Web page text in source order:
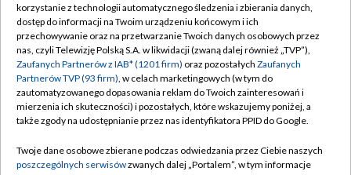
TVP
Abonament TVP
Emisja w TVP
Centrum informacji TVP
Naziemna Telewizja Cyfrowa
Rada Programowa
Regulamin TVP
Polityka prywatności
Moje zgody
Pomoc
Kontakt
korzystanie z technologii automatycznego śledzenia i zbierania danych,
dostęp do informacji na Twoim urządzeniu końcowym i ich
przechowywanie oraz na przetwarzanie Twoich danych osobowych przez
nas, czyli Telewizję Polską S.A. w likwidacji (zwaną dalej również „TVP”),
Zaufanych Partnerów z IAB* (1201 firm) oraz pozostałych Zaufanych
Partnerów TVP (93 firm), w celach marketingowych (w tym do
zautomatyzowanego dopasowania reklam do Twoich zainteresowań i
mierzenia ich skuteczności) i pozostałych, które wskazujemy poniżej, a
także zgody na udostępnianie przez nas identyfikatora PPID do Google.
Twoje dane osobowe zbierane podczas odwiedzania przez Ciebie naszych
poszczególnych serwisówzwanych dalej „Portalem”, w tym informacje